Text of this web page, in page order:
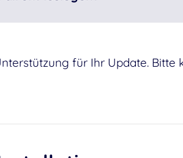
für Ihr Update. Bitte